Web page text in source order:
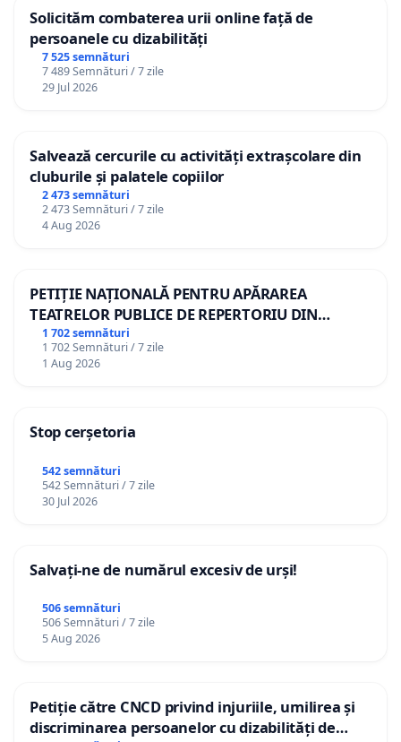
Solicităm combaterea urii online față de
persoanele cu dizabilități
7 525 semnături
7 489 Semnături / 7 zile
29 Jul 2026
Salvează cercurile cu activități extrașcolare din
cluburile și palatele copiilor
2 473 semnături
2 473 Semnături / 7 zile
4 Aug 2026
PETIȚIE NAȚIONALĂ PENTRU APĂRAREA
TEATRELOR PUBLICE DE REPERTORIU DIN
ROMÂNIA
1 702 semnături
1 702 Semnături / 7 zile
1 Aug 2026
Stop cerșetoria
542 semnături
542 Semnături / 7 zile
30 Jul 2026
Salvați-ne de numărul excesiv de urși!
506 semnături
506 Semnături / 7 zile
5 Aug 2026
Petiție către CNCD privind injuriile, umilirea și
discriminarea persoanelor cu dizabilități de